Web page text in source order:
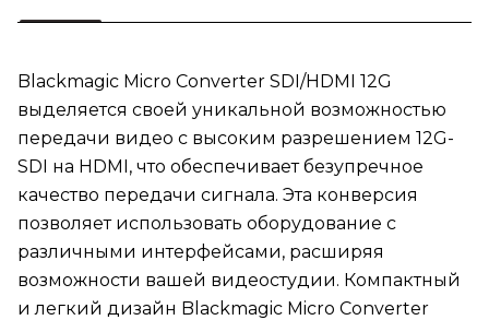
Blackmagic Micro Converter SDI/HDMI 12G
выделяется своей уникальной возможностью
передачи видео с высоким разрешением 12G-
SDI на HDMI, что обеспечивает безупречное
качество передачи сигнала. Эта конверсия
позволяет использовать оборудование с
различными интерфейсами, расширяя
возможности вашей видеостудии. Компактный
и легкий дизайн Blackmagic Micro Converter